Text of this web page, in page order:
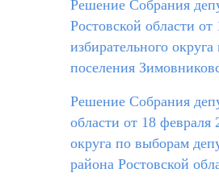
Решение Собрания
Ростовской области
избирательного
поселения
Решение Собрания
области от 18
округа по выборам
района Ростовской